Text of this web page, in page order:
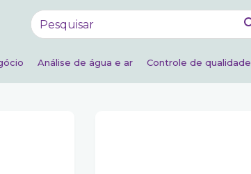
Análise de água e ar Controle de qualidade